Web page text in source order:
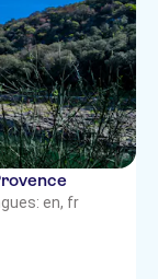
en, fr